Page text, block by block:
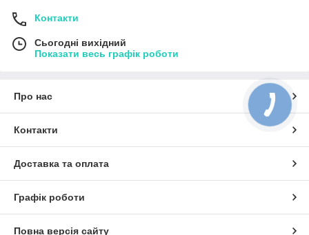
Контакти
Сьогодні вихідний
Показати весь графік роботи
Про нас
Контакти
Доставка та оплата
Графік роботи
Повна версія сайту